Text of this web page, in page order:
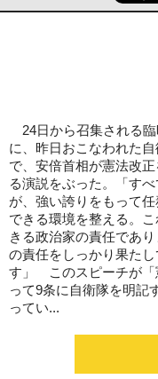
24日から召集される
に、昨日おこなわれた
で、安倍首相が憲法改
る演説をぶった。「す
が、強い誇りをもって任
できる環境を整える。
きる政治家の責任であ
の責任をしっかり果た
す」 このスピーチが「
って9条に自衛隊を明記
ってい...